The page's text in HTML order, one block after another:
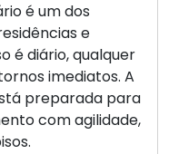
é um dos
e
é diário, qualquer
imediatos. A
preparada para
com agilidade,